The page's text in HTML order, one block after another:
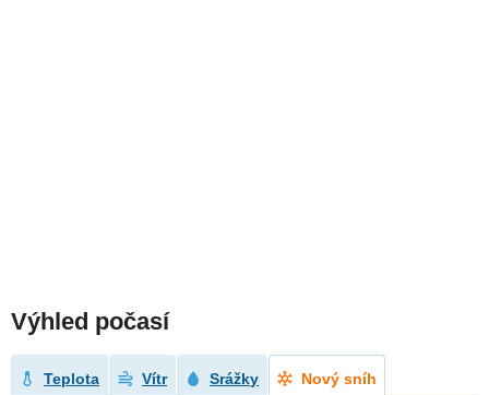
Výhled počasí
Teplota Vítr Srážky Nový sníh